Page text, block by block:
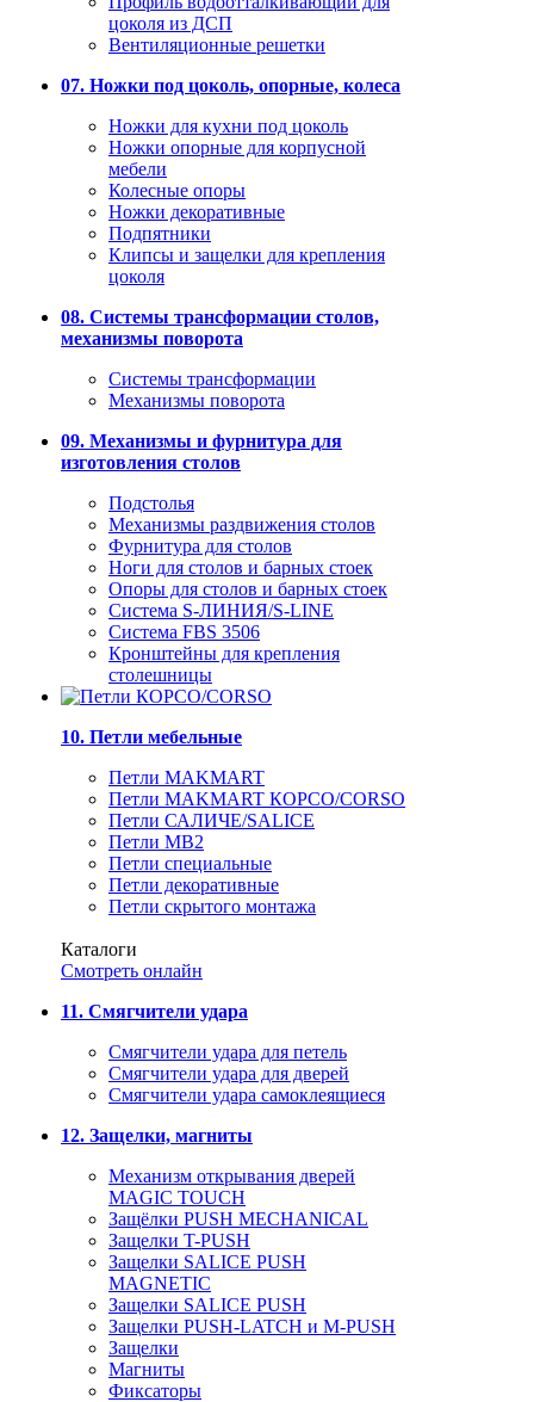
цоколя из ДСП
Вентиляционные решетки
07. Ножки под цоколь, опорные, колеса
Ножки для кухни под цоколь
Ножки опорные для корпусной
мебели
Колесные опоры
Ножки декоративные
Подпятники
Клипсы и защелки для крепления
цоколя
08. Системы трансформации столов,
механизмы поворота
Системы трансформации
Механизмы поворота
09. Механизмы и фурнитура для
изготовления столов
Подстолья
Механизмы раздвижения столов
Фурнитура для столов
Ноги для столов и барных стоек
Опоры для столов и барных стоек
Система S-ЛИНИЯ/S-LINE
Система FBS 3506
Кронштейны для крепления
столешницы
10. Петли мебельные
Петли MAKMART
Петли MAKMART КОРСО/CORSO
Петли САЛИЧЕ/SALICE
Петли MB2
Петли специальные
Петли декоративные
Петли скрытого монтажа
Каталоги
Смотреть онлайн
11. Смягчители удара
Смягчители удара для петель
Смягчители удара для дверей
Cмягчители удара самоклеящиеся
12. Защелки, магниты
Механизм открывания дверей
MAGIC TOUCH
Защёлки PUSH MECHANICAL
Защелки T-PUSH
Защелки SALICE PUSH
MAGNETIC
Защелки SALICE PUSH
Защелки PUSH-LATCH и M-PUSH
Защелки
Магниты
Фиксаторы